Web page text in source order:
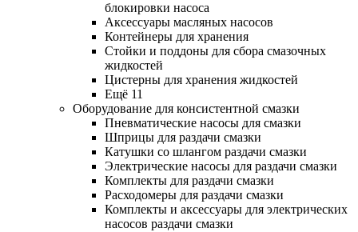
блокировки насоса
Аксессуары масляных насосов
Контейнеры для хранения
Стойки и поддоны для сбора смазочных
жидкостей
Цистерны для хранения жидкостей
Ещё 11
Оборудование для консистентной смазки
Пневматические насосы для смазки
Шприцы для раздачи смазки
Катушки со шлангом раздачи смазки
Электрические насосы для раздачи смазки
Комплекты для раздачи смазки
Расходомеры для раздачи смазки
Комплекты и аксессуары для электрических
насосов раздачи смазки